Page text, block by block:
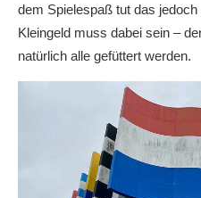
dem Spielespaß tut das
Kleingeld muss dabei sein –
natürlich alle gefüttert werden.